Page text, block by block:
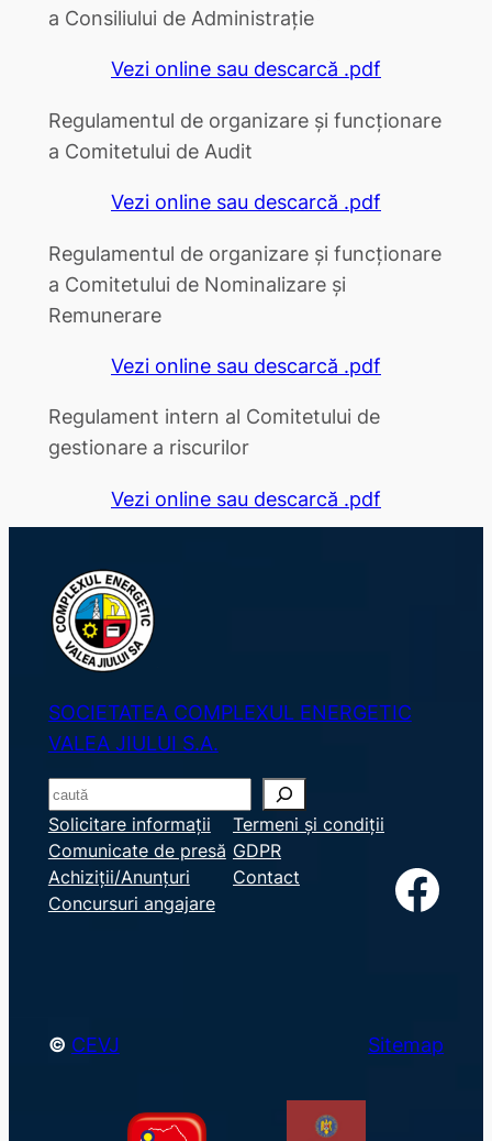
a Consiliului de Administrație
Vezi online sau descarcă .pdf
Regulamentul de organizare și funcționare
a Comitetului de Audit
Vezi online sau descarcă .pdf
Regulamentul de organizare și funcționare
a Comitetului de Nominalizare și
Remunerare
Vezi online sau descarcă .pdf
Regulament intern al Comitetului de
gestionare a riscurilor
Vezi online sau descarcă .pdf
SOCIETATEA COMPLEXUL ENERGETIC
VALEA JIULUI S.A.
S
e
a
r
c
Solicitare informații
Comunicate de presă
Achiziții/Anunțuri
Concursuri angajare
Termeni și condiții
GDPR
Contact
Facebook
© CEVJ Sitemap